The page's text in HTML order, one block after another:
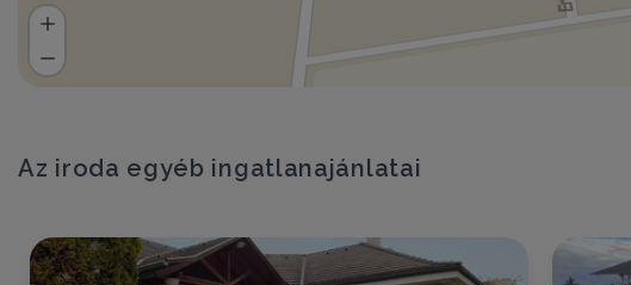
Az iroda egyéb ingatlanajánlatai